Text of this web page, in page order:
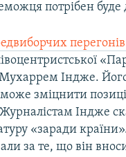
потрібен буде
Індже.
зміцнити
Індже
«заради
за те, що він